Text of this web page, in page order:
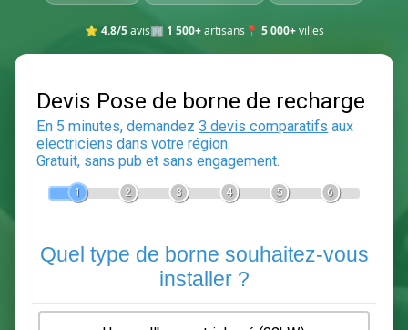
⭐ 4.8/5avis🏢 1 500+artisans 📍 5 000+villes
Devis Pose de borne de
En 5 minutes, demandez3 devis comparatifs
Gratuit, sans pub et sans engagement.
2 3 6